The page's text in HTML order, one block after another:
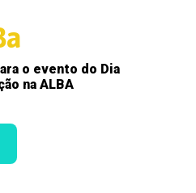
o evento do Dia
na ALBA